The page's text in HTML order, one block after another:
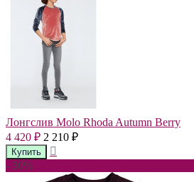
Лонгслив Molo Rhoda Autumn Berry
4 420 ₽ 2 210 ₽
- 30%